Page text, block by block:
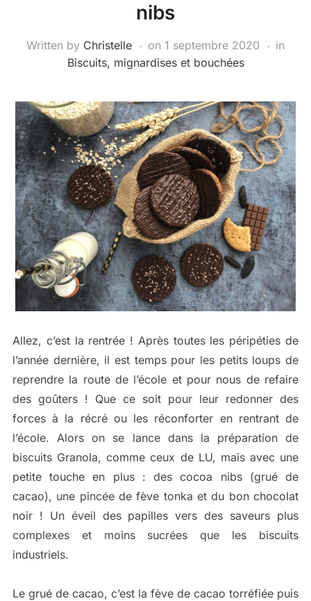
nibs
Written by Christelle on 1 septembre 2020
in
Biscuits, mignardises et bouchées
Allez, c’est la rentrée ! Après toutes les péripéties de
l’année dernière, il est temps pour les petits loups de
reprendre la route de l’école et pour nous de refaire
des goûters ! Que ce soit pour leur redonner des
forces à la récré ou les réconforter en rentrant de
l’école. Alors on se lance dans la préparation de
biscuits Granola, comme ceux de LU, mais avec une
petite touche en plus : des cocoa nibs (grué de
cacao), une pincée de fève tonka et du bon chocolat
noir ! Un éveil des papilles vers des saveurs plus
complexes et moins sucrées que les biscuits
industriels.
Le grué de cacao, c’est la fève de cacao torréfiée puis